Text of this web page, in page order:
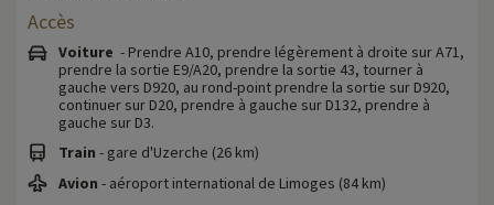
Accès
Voiture - Prendre A10, prendre légèrement à droite sur A71,
prendre la sortie E9/A20, prendre la sortie 43, tourner à
gauche vers D920, au rond-point prendre la sortie sur D920,
continuer sur D20, prendre à gauche sur D132, prendre à
gauche sur D3.
Train - gare d'Uzerche (26 km)
Avion - aéroport international de Limoges (84 km)